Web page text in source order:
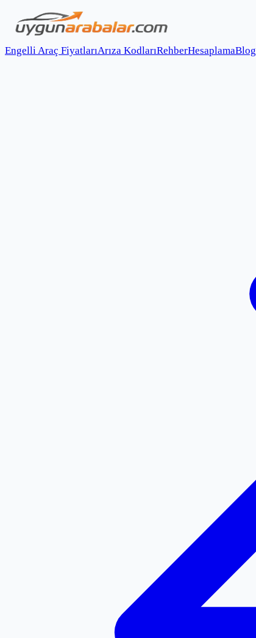
Engelli Araç FiyatlarıArıza KodlarıRehberHesaplamaBlog